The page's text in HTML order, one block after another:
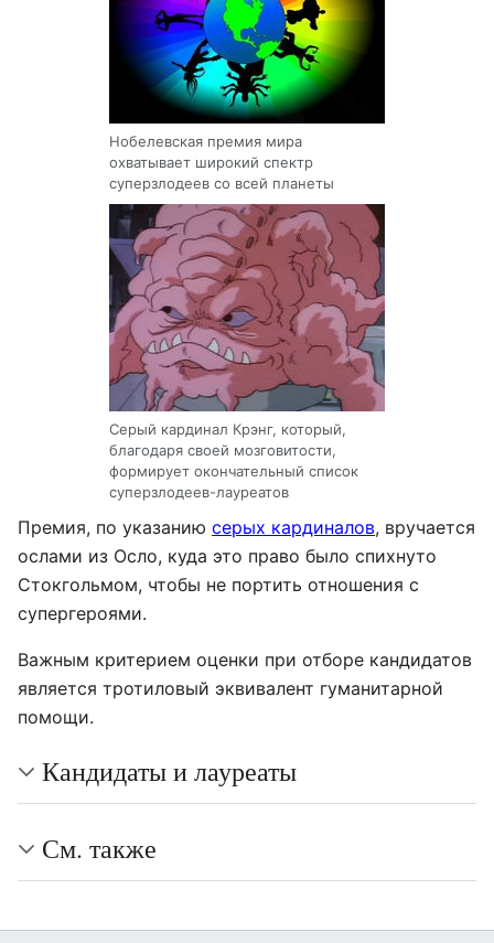
Нобелевская премия мира
охватывает широкий спектр
суперзлодеев со всей планеты
Серый кардинал Крэнг, который,
благодаря своей мозговитости,
формирует окончательный список
суперзлодеев-лауреатов
Премия, по указанию серых кардиналов, вручается
ослами из Осло, куда это право было спихнуто
Стокгольмом, чтобы не портить отношения с
супергероями.
Важным критерием оценки при отборе кандидатов
является тротиловый эквивалент гуманитарной
помощи.
Кандидаты и лауреаты
См. также